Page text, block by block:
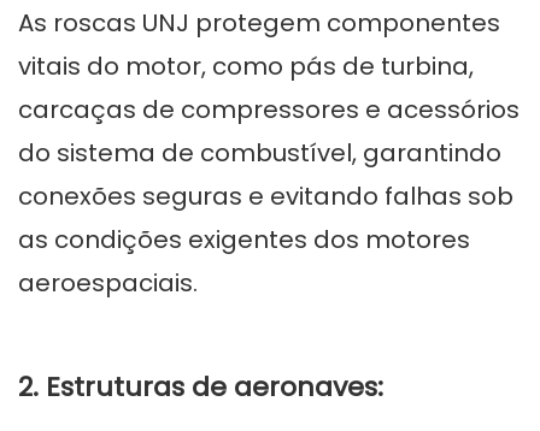
As roscas UNJ protegem componentes
vitais do motor, como pás de turbina,
carcaças de compressores e acessórios
do sistema de combustível, garantindo
conexões seguras e evitando falhas sob
as condições exigentes dos motores
aeroespaciais.
2. Estruturas de aeronaves: